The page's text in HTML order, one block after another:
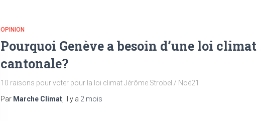
OPINION
Pourquoi Genève a besoin d’une loi climat
cantonale?
10 raisons pour voter pour la loi climat Jérôme Strobel / Noé21
Par Marche Climat, il y a 2 mois